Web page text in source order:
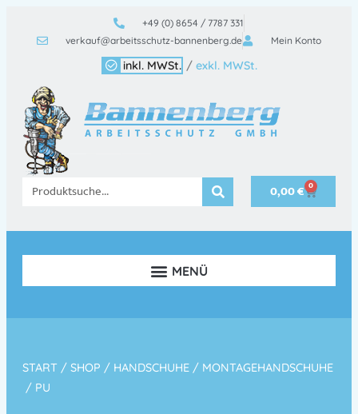
+49 (0) 8654 / 7787 331
verkauf@arbeitsschutz-bannenberg.de
Mein Konto
inkl. MWSt. / exkl. MWSt.
0,00€ 0
START / SHOP / HANDSCHUHE / MONTAGEHANDSCHUHE
/ PU